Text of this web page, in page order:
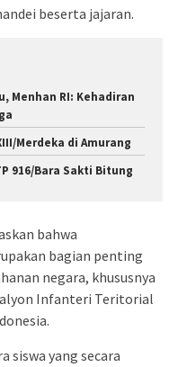
beserta jajaran.
Menhan RI: Kehadiran
Merdeka di Amurang
916/Bara Sakti Bitung
bahwa
bagian penting
negara, khususnya
Infanteri Teritorial
siswa yang secara